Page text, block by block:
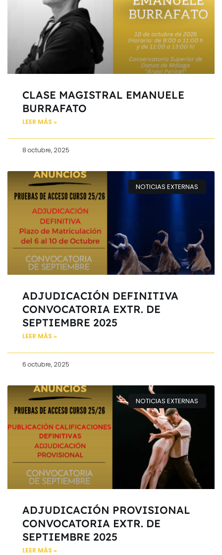
CLASE MAGISTRAL EMANUELE
BURRAFATO
LEER MÁS »
8 octubre, 2025
NOTICIAS EXTERNAS
ADJUDICACIÓN DEFINITIVA
CONVOCATORIA EXTR. DE
SEPTIEMBRE 2025
LEER MÁS »
6 octubre, 2025
NOTICIAS EXTERNAS
ADJUDICACIÓN PROVISIONAL
CONVOCATORIA EXTR. DE
SEPTIEMBRE 2025
LEER MÁS »